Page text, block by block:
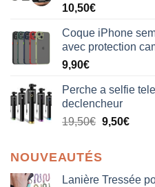
Note5.00
10,50€
Coque iPhone
avec protection
9,90€
Perche a selfie
declencheur
19,50€ 9,50€
NOUVEAUTÉS
Lanière Tressée